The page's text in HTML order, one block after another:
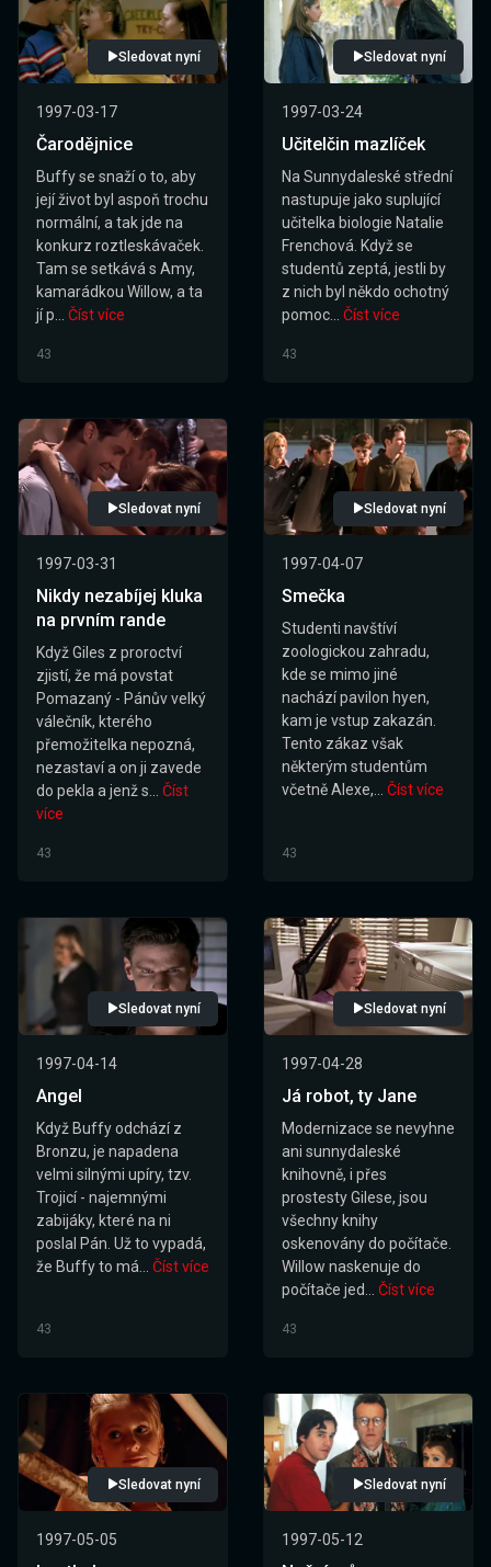
Sledovat nyní
1997-03-17
Čarodějnice
Buffy se snaží o to, aby
její život byl aspoň trochu
normální, a tak jde na
konkurz roztleskávaček.
Tam se setkává s Amy,
kamarádkou Willow, a ta
jí p...
Číst více
43
Sledovat nyní
1997-03-24
Učitelčin mazlíček
Na Sunnydaleské střední
nastupuje jako suplující
učitelka biologie Natalie
Frenchová. Když se
studentů zeptá, jestli by
z nich byl někdo ochotný
pomoc...
Číst více
43
Sledovat nyní
1997-03-31
Nikdy nezabíjej kluka
na prvním rande
Když Giles z proroctví
zjistí, že má povstat
Pomazaný - Pánův velký
válečník, kterého
přemožitelka nepozná,
nezastaví a on ji zavede
do pekla a jenž s... Číst
více
43
Sledovat nyní
1997-04-07
Smečka
Studenti navštíví
zoologickou zahradu,
kde se mimo jiné
nachází pavilon hyen,
kam je vstup zakazán.
Tento zákaz však
některým studentům
včetně Alexe,... Číst více
43
Sledovat nyní
1997-04-14
Angel
Když Buffy odchází z
Bronzu, je napadena
velmi silnými upíry, tzv.
Trojicí - najemnými
zabijáky, které na ni
poslal Pán. Už to vypadá,
že Buffy to má... Číst více
43
Sledovat nyní
1997-04-28
Já robot, ty Jane
Modernizace se nevyhne
ani sunnydaleské
knihovně, i přes
prostesty Gilese, jsou
všechny knihy
oskenovány do počítače.
Willow naskenuje do
počítače jed... Číst více
43
Sledovat nyní
1997-05-05
Sledovat nyní
1997-05-12